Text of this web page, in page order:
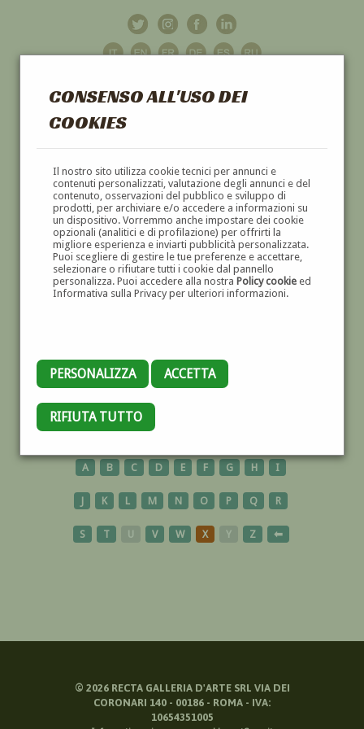
CONSENSO ALL'USO DEI
COOKIES
Il nostro sito utilizza cookie tecnici per annunci e
contenuti personalizzati, valutazione degli annunci e del
contenuto, osservazioni del pubblico e sviluppo di
prodotti, per archiviare e/o accedere a informazioni su
un dispositivo. Vorremmo anche impostare dei cookie
opzionali (analitici e di profilazione) per offrirti la
migliore esperienza e inviarti pubblicità personalizzata.
Puoi scegliere di gestire le tue preferenze e accettare,
selezionare o rifiutare tutti i cookie dal pannello
personalizza. Puoi accedere alla nostra Policy cookieed
Informativa sulla Privacy per ulteriori informazioni.
PERSONALIZZA ACCETTA
RIFIUTA TUTTO
GALLERIAD'ARTE
DIPINTI E SCULTURE '800 E '900
MULTIPLO
A B C D E F G H I
J K L M N O P Q R
S T U V W X Y Z ⬅
© 2026RECTA GALLERIA D'ARTE SRL VIA DEI
CORONARI 140 - 00186 - ROMA - IVA:
10654351005